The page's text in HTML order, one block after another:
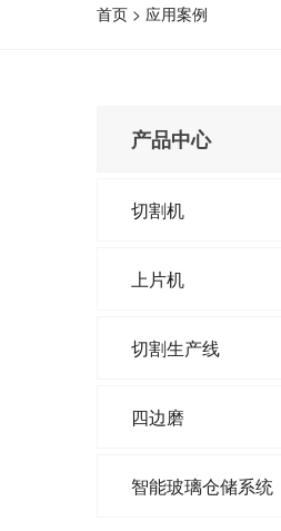
首页 > 应用案例
产品中心
切割机
上片机
切割生产线
四边磨
智能玻璃仓储系统